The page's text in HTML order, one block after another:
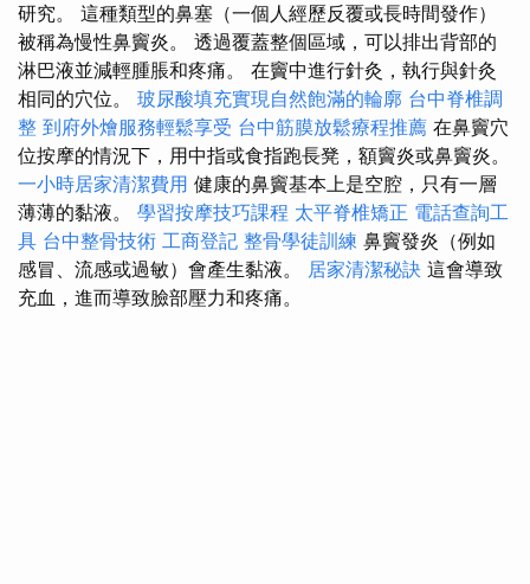
研究。 這種類型的鼻塞（一個人經歷反覆或長時間發作）
被稱為慢性鼻竇炎。 透過覆蓋整個區域，可以排出背部的
淋巴液並減輕腫脹和疼痛。 在竇中進行針灸，執行與針灸
相同的穴位。 玻尿酸填充實現自然飽滿的輪廓 台中脊椎調
整 到府外燴服務輕鬆享受 台中筋膜放鬆療程推薦 在鼻竇穴
位按摩的情況下，用中指或食指跑長凳，額竇炎或鼻竇炎。
一小時居家清潔費用 健康的鼻竇基本上是空腔，只有一層
薄薄的黏液。 學習按摩技巧課程 太平脊椎矯正 電話查詢工
具 台中整骨技術 工商登記 整骨學徒訓練 鼻竇發炎（例如
感冒、流感或過敏）會產生黏液。 居家清潔秘訣 這會導致
充血，進而導致臉部壓力和疼痛。